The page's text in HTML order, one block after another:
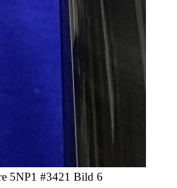
5NP1 #3421 Bild 6